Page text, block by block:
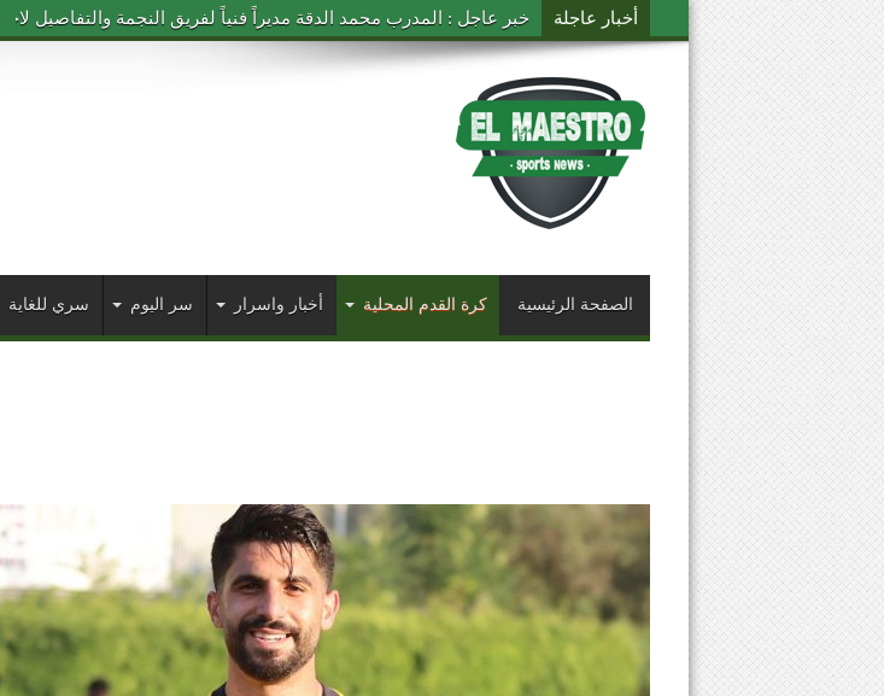
أخبار عاجلة خبر عاجل : المدرب محمد الدقة مديراً فنياً لفريق النجمة والتفاصيل لاحقاً
الصفحة الرئيسية كرة القدم المحلية أخبار واسرار سر اليوم سري للغاية